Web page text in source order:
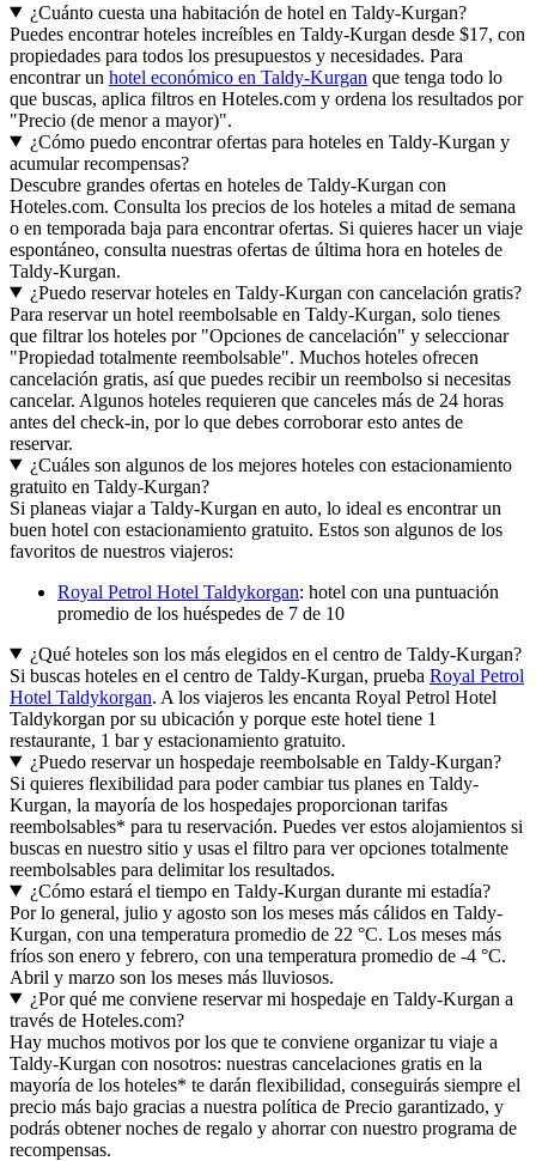
¿Cuánto cuesta una habitación de hotel en Taldy-Kurgan?
Puedes encontrar hoteles increíbles en Taldy-Kurgan desde $17, con
propiedades para todos los presupuestos y necesidades. Para
encontrar un hotel económico en Taldy-Kurgan que tenga todo lo
que buscas, aplica filtros en Hoteles.com y ordena los resultados por
"Precio (de menor a mayor)".
¿Cómo puedo encontrar ofertas para hoteles en Taldy-Kurgan y
acumular recompensas?
Descubre grandes ofertas en hoteles de Taldy-Kurgan con
Hoteles.com. Consulta los precios de los hoteles a mitad de semana
o en temporada baja para encontrar ofertas. Si quieres hacer un viaje
espontáneo, consulta nuestras ofertas de última hora en hoteles de
Taldy-Kurgan.
¿Puedo reservar hoteles en Taldy-Kurgan con cancelación gratis?
Para reservar un hotel reembolsable en Taldy-Kurgan, solo tienes
que filtrar los hoteles por "Opciones de cancelación" y seleccionar
"Propiedad totalmente reembolsable". Muchos hoteles ofrecen
cancelación gratis, así que puedes recibir un reembolso si necesitas
cancelar. Algunos hoteles requieren que canceles más de 24 horas
antes del check-in, por lo que debes corroborar esto antes de
reservar.
¿Cuáles son algunos de los mejores hoteles con estacionamiento
gratuito en Taldy-Kurgan?
Si planeas viajar a Taldy-Kurgan en auto, lo ideal es encontrar un
buen hotel con estacionamiento gratuito. Estos son algunos de los
favoritos de nuestros viajeros:
Royal Petrol Hotel Taldykorgan: hotel con una puntuación
promedio de los huéspedes de 7 de 10
¿Qué hoteles son los más elegidos en el centro de Taldy-Kurgan?
Si buscas hoteles en el centro de Taldy-Kurgan, prueba Royal Petrol
Hotel Taldykorgan. A los viajeros les encanta Royal Petrol Hotel
Taldykorgan por su ubicación y porque este hotel tiene 1
restaurante, 1 bar y estacionamiento gratuito.
¿Puedo reservar un hospedaje reembolsable en Taldy-Kurgan?
Si quieres flexibilidad para poder cambiar tus planes en Taldy-
Kurgan, la mayoría de los hospedajes proporcionan tarifas
reembolsables* para tu reservación. Puedes ver estos alojamientos si
buscas en nuestro sitio y usas el filtro para ver opciones totalmente
reembolsables para delimitar los resultados.
¿Cómo estará el tiempo en Taldy-Kurgan durante mi estadía?
Por lo general, julio y agosto son los meses más cálidos en Taldy-
Kurgan, con una temperatura promedio de 22 °C. Los meses más
fríos son enero y febrero, con una temperatura promedio de -4 °C.
Abril y marzo son los meses más lluviosos.
¿Por qué me conviene reservar mi hospedaje en Taldy-Kurgan a
través de Hoteles.com?
Hay muchos motivos por los que te conviene organizar tu viaje a
Taldy-Kurgan con nosotros: nuestras cancelaciones gratis en la
mayoría de los hoteles* te darán flexibilidad, conseguirás siempre el
precio más bajo gracias a nuestra política de Precio garantizado, y
podrás obtener noches de regalo y ahorrar con nuestro programa de
recompensas.